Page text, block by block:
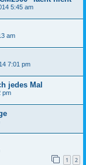
5:45 am
am
7:01 pm
jedes Mal
pm
1 2